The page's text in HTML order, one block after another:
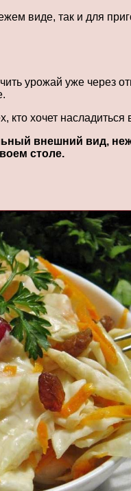
виде, так и для
урожай уже через
кто хочет
внешний вид,
столе.